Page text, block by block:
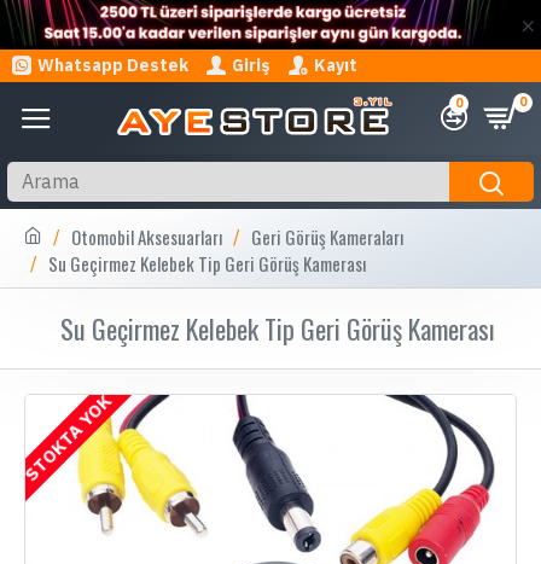
Whatsapp Destek Giriş Kayıt
0 0
Otomobil Aksesuarları
Geri Görüş Kameraları
Su Geçirmez Kelebek Tip Geri Görüş Kamerası
Su Geçirmez Kelebek Tip Geri Görüş Kamerası
STOKTA YOK